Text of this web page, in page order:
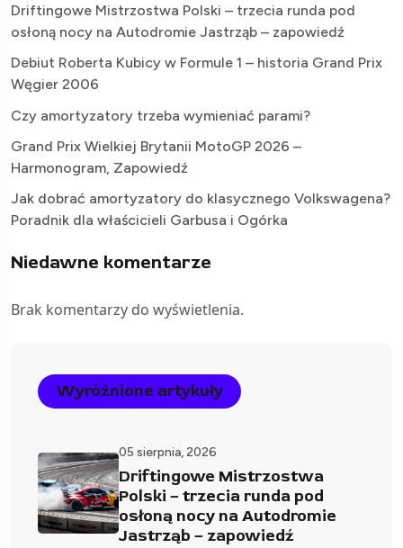
Driftingowe Mistrzostwa Polski – trzecia runda pod
osłoną nocy na Autodromie Jastrząb – zapowiedź
Debiut Roberta Kubicy w Formule 1 – historia Grand Prix
Węgier 2006
Czy amortyzatory trzeba wymieniać parami?
Grand Prix Wielkiej Brytanii MotoGP 2026 –
Harmonogram, Zapowiedź
Jak dobrać amortyzatory do klasycznego Volkswagena?
Poradnik dla właścicieli Garbusa i Ogórka
Niedawne komentarze
Brak komentarzy do wyświetlenia.
Wyróżnione artykuły
05 sierpnia, 2026
Driftingowe Mistrzostwa
Polski – trzecia runda pod
osłoną nocy na Autodromie
Jastrząb – zapowiedź